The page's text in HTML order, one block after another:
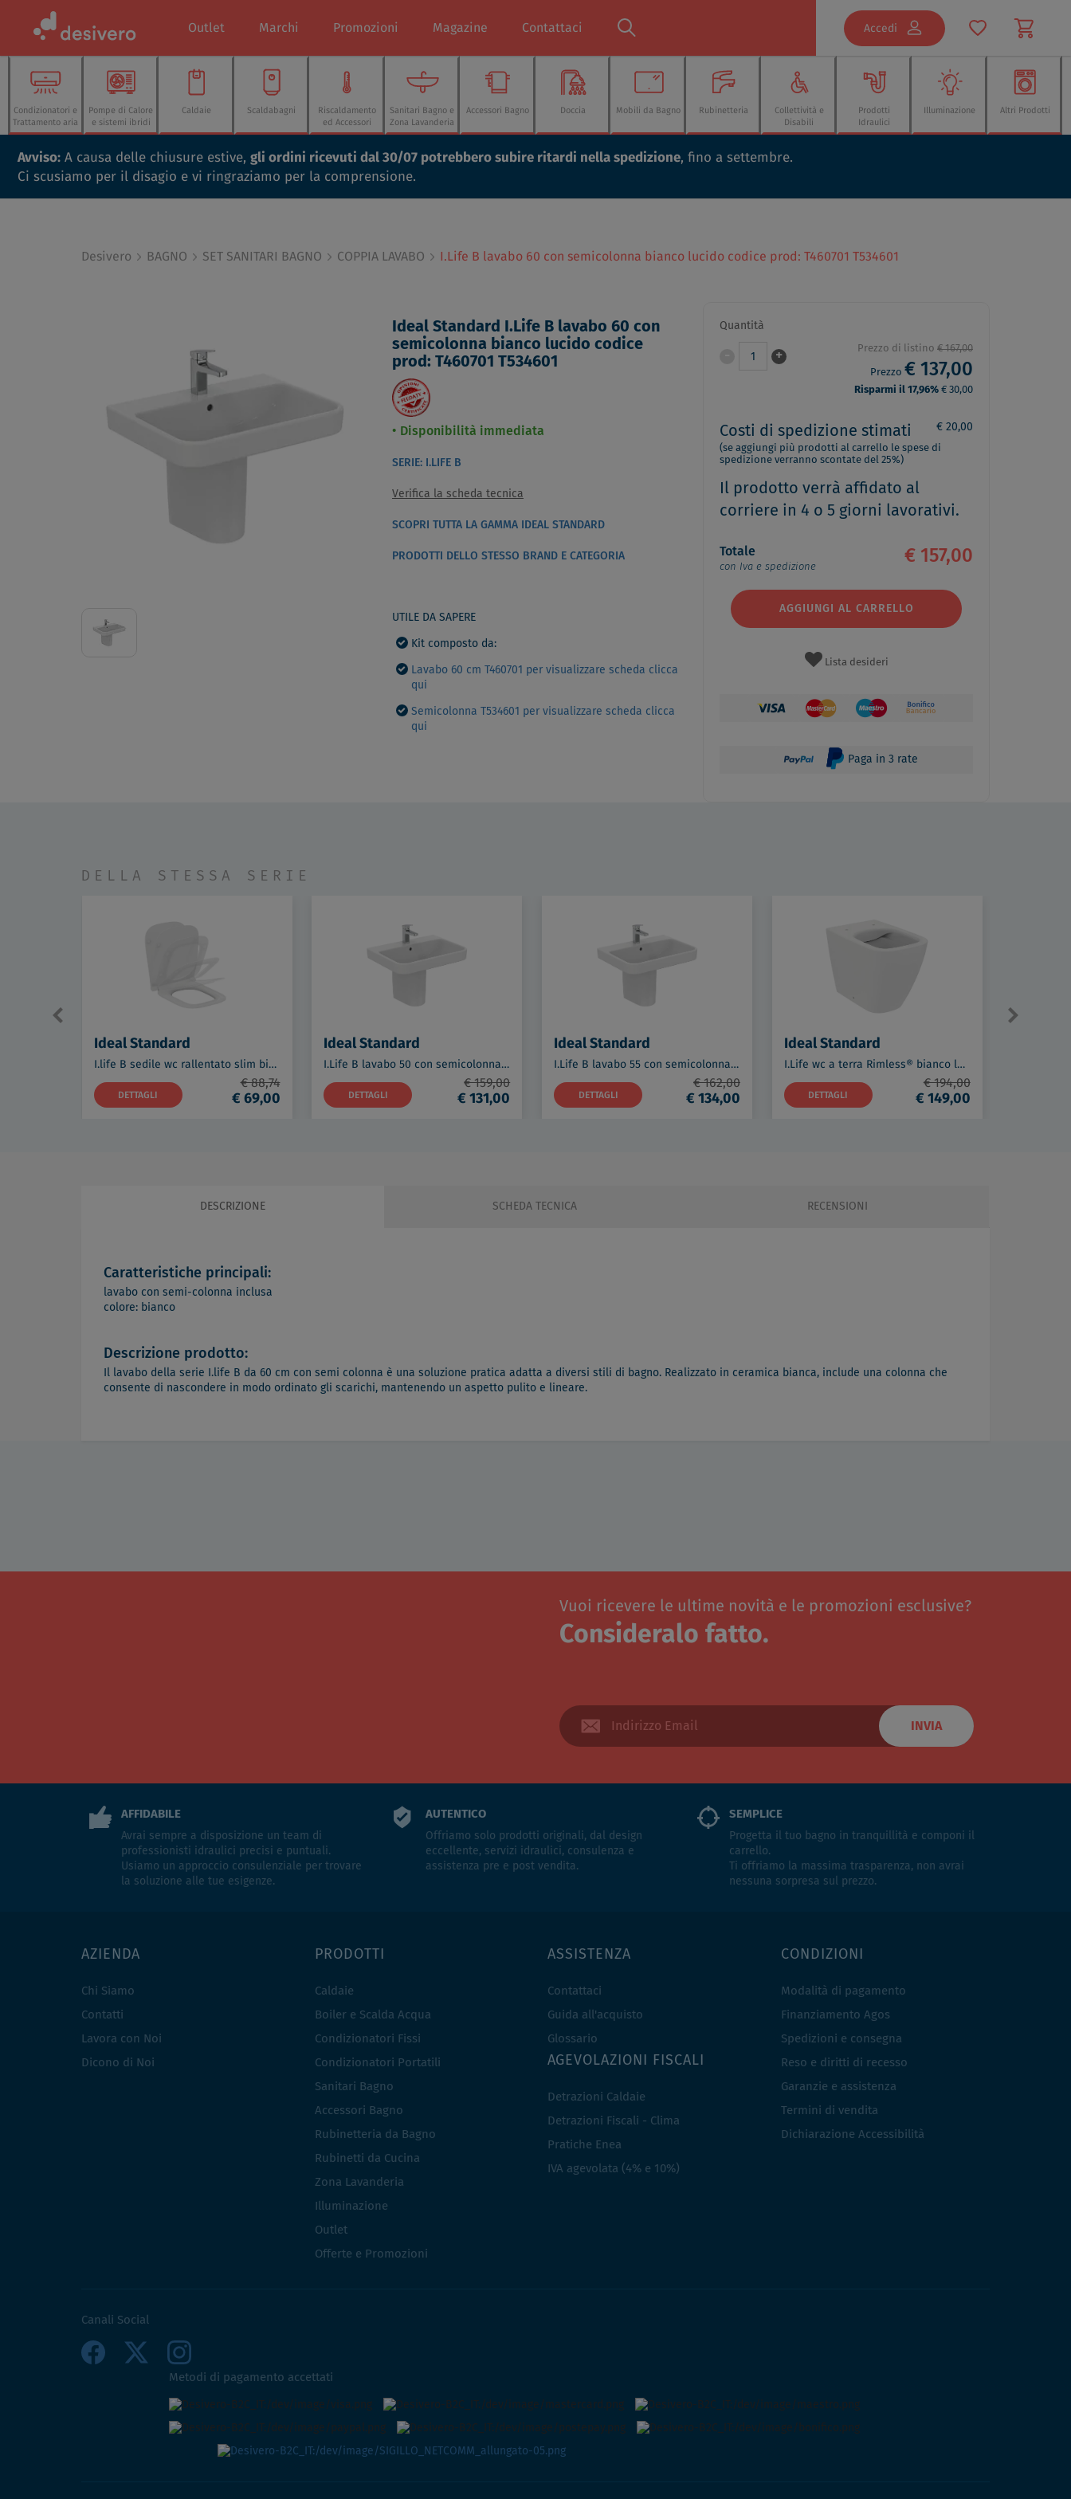
Outlet Marchi Promozioni Magazine Contattaci Accedi
Condizionatori e
Trattamento aria
Pompe di Calore
e sistemi ibridi
Caldaie Scaldabagni
Riscaldamento
ed Accessori
Sanitari Bagno e
Zona Lavanderia
Accessori Bagno Doccia Mobili da Bagno Rubinetteria
Collettività e
Disabili
Prodotti
Idraulici
Illuminazione Altri Prodotti
Avviso: A causa delle chiusure estive, gli ordini ricevuti dal 30/07 potrebbero subire ritardi nella spedizione, fino a settembre.
Ci scusiamo per il disagio e vi ringraziamo per la comprensione.
Desivero BAGNO SET SANITARI BAGNO COPPIA LAVABO I.Life B lavabo 60 con semicolonna bianco lucido codice prod: T460701 T534601
Ideal Standard I.Life B lavabo 60 con
semicolonna bianco lucido codice
prod: T460701 T534601
Disponibilità immediata
SERIE: I.LIFE B
Verifica la scheda tecnica
SCOPRI TUTTA LA GAMMA IDEAL STANDARD
PRODOTTI DELLO STESSO BRAND E CATEGORIA
UTILE DA SAPERE
Kit composto da:
Lavabo 60 cm T460701 per visualizzare scheda clicca
qui
Semicolonna T534601 per visualizzare scheda clicca
qui
Quantità
1 +
Prezzo di listino € 167,00
Prezzo € 137,00
Risparmi il 17,96% € 30,00
Costi di spedizione stimati € 20,00
(se aggiungi più prodotti al carrello le spese di
spedizione verranno scontate del 25%)
Il prodotto verrà affidato al
corriere in 4 o 5 giorni lavorativi.
Totale
con Iva e spedizione
€ 157,00
AGGIUNGI AL CARRELLO
Lista desideri
Paga in 3 rate
DELLA STESSA SERIE
Ideal Standard
I.life B sedile wc rallentato slim bianco codice prod: T500301
DETTAGLI
€ 88,74
€ 69,00
Ideal Standard
I.Life B lavabo 50 con semicolonna bianco lucido codice prod: T460901 T534601
DETTAGLI
€ 159,00
€ 131,00
Ideal Standard
I.Life B lavabo 55 con semicolonna bianco lucido codice prod: T460801 T534601
DETTAGLI
€ 162,00
€ 134,00
Ideal Standard
I.Life wc a terra Rimless® bianco lucido codice prod: T461601
DETTAGLI
€ 194,00
€ 149,00
DESCRIZIONE SCHEDA TECNICA RECENSIONI
Caratteristiche principali:
lavabo con semi-colonna inclusa
colore: bianco
Descrizione prodotto:
Il lavabo della serie I.life B da 60 cm con semi colonna è una soluzione pratica adatta a diversi stili di bagno. Realizzato in ceramica bianca, include una colonna che
consente di nascondere in modo ordinato gli scarichi, mantenendo un aspetto pulito e lineare.
Vuoi ricevere le ultime novità e le promozioni esclusive?
Consideralo fatto.
INVIA
AFFIDABILE
Avrai sempre a disposizione un team di
professionisti idraulici precisi e puntuali.
Usiamo un approccio consulenziale per trovare
la soluzione alle tue esigenze.
AUTENTICO
Offriamo solo prodotti originali, dal design
eccellente, servizi idraulici, consulenza e
assistenza pre e post vendita.
SEMPLICE
Progetta il tuo bagno in tranquillità e componi il
carrello.
Ti offriamo la massima trasparenza, non avrai
nessuna sorpresa sul prezzo.
AZIENDA
Chi Siamo
Contatti
Lavora con Noi
Dicono di Noi
PRODOTTI
Caldaie
Boiler e Scalda Acqua
Condizionatori Fissi
Condizionatori Portatili
Sanitari Bagno
Accessori Bagno
Rubinetteria da Bagno
Rubinetti da Cucina
Zona Lavanderia
Illuminazione
Outlet
Offerte e Promozioni
ASSISTENZA
Contattaci
Guida all'acquisto
Glossario
AGEVOLAZIONI FISCALI
Detrazioni Caldaie
Detrazioni Fiscali - Clima
Pratiche Enea
IVA agevolata (4% e 10%)
CONDIZIONI
Modalità di pagamento
Finanziamento Agos
Spedizioni e consegna
Reso e diritti di recesso
Garanzie e assistenza
Termini di vendita
Dichiarazione Accessibilità
Canali Social
Metodi di pagamento accettati